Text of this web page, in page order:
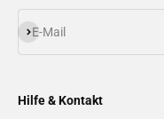
E-Mail
Abonnieren
Hilfe & Kontakt